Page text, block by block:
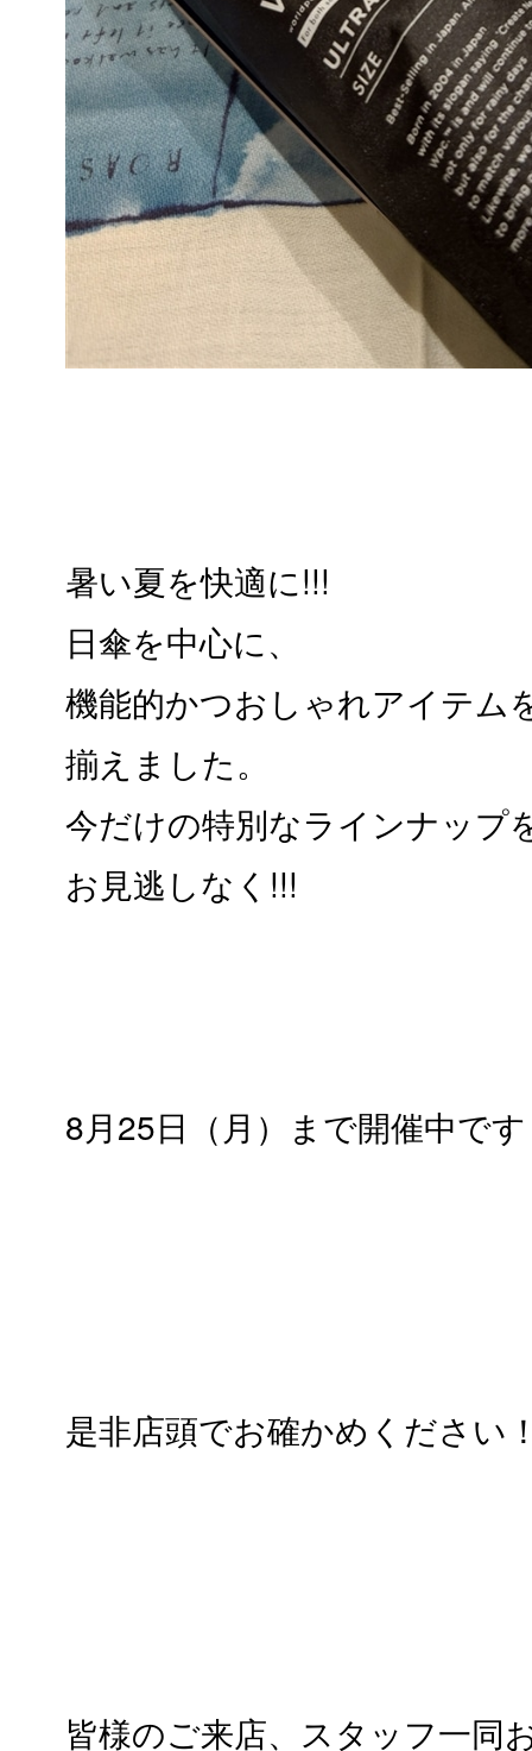
暑い夏を快適に!!!
日傘を中心に、
機能的かつおしゃれアイテム
揃えました。
今だけの特別なラインナップ
お見逃しなく!!!
8月25日（月）まで開催中で
是非店頭でお確かめください
皆様のご来店、スタッフ一同